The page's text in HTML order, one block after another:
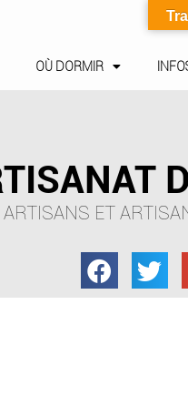
OÙ DORMIR
ARTISANS ET